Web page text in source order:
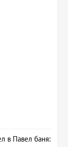
в Павел баня: